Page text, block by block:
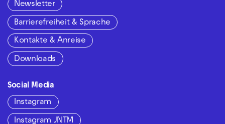
Newsletter
Barrierefreiheit & Sprache
Kontakte & Anreise
Downloads
Social Media
Instagram
Instagram JNTM